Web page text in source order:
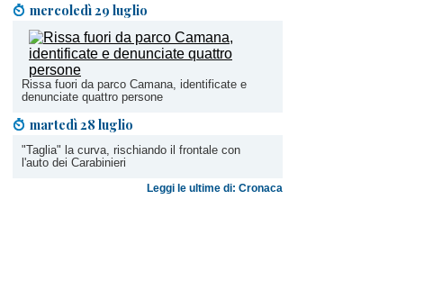
mercoledì 29 luglio
Rissa fuori da parco Camana, identificate e
denunciate quattro persone
martedì 28 luglio
"Taglia" la curva, rischiando il frontale con
l'auto dei Carabinieri
Leggi le ultime di: Cronaca